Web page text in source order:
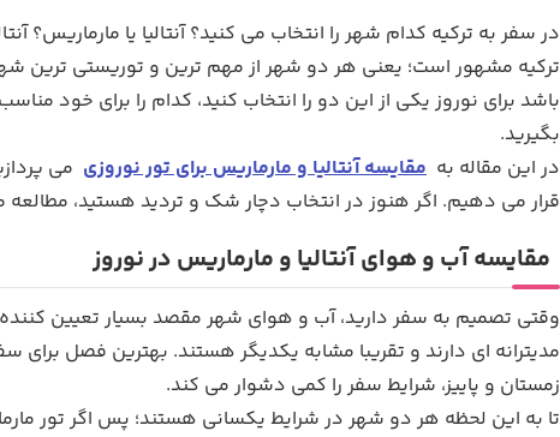
در سفر به ترکیه کدام شهر را انتخاب می کنید؟ آنتالیا یا
ترکیه مشهور است؛ یعنی هر دو شهر از مهم ترین و توریستی ترین
باشد برای نوروز یکی از این دو را انتخاب کنید، کدام را برای خود
بگیرید.
در این مقاله به مقایسه آنتالیا و مارماریس برای تور نوروزی می
قرار می دهیم. اگر هنوز در انتخاب دچار شک و تردید هستید،
مقایسه آب و هوای آنتالیا و مارماریس در نوروز
وقتی تصمیم به سفر دارید، آب و هوای شهر مقصد بسیار تعیین
مدیترانه ای دارند و تقریبا مشابه یکدیگر هستند. بهترین فصل برای
زمستان و پاییز، شرایط سفر را کمی دشوار می کند.